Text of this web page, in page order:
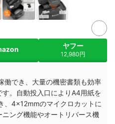
ヤフー
12,980円
働でき、大量の機密書類も効率
。自動投入口によりA4用紙を
、4×12mmのマイクロカットに
ング機能やオートリバース機